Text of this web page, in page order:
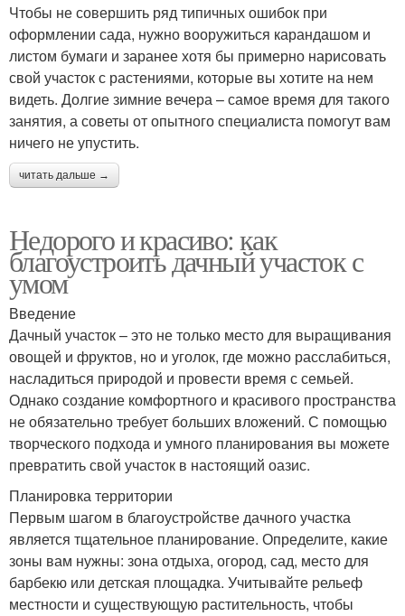
Чтобы не совершить ряд типичных ошибок при
оформлении сада, нужно вооружиться карандашом и
листом бумаги и заранее хотя бы примерно нарисовать
свой участок с растениями, которые вы хотите на нем
видеть. Долгие зимние вечера – самое время для такого
занятия, а советы от опытного специалиста помогут вам
ничего не упустить.
читать дальше →
Недорого и красиво: как
благоустроить дачный участок с
умом
Введение
Дачный участок – это не только место для выращивания
овощей и фруктов, но и уголок, где можно расслабиться,
насладиться природой и провести время с семьей.
Однако создание комфортного и красивого пространства
не обязательно требует больших вложений. С помощью
творческого подхода и умного планирования вы можете
превратить свой участок в настоящий оазис.
Планировка территории
Первым шагом в благоустройстве дачного участка
является тщательное планирование. Определите, какие
зоны вам нужны: зона отдыха, огород, сад, место для
барбекю или детская площадка. Учитывайте рельеф
местности и существующую растительность, чтобы